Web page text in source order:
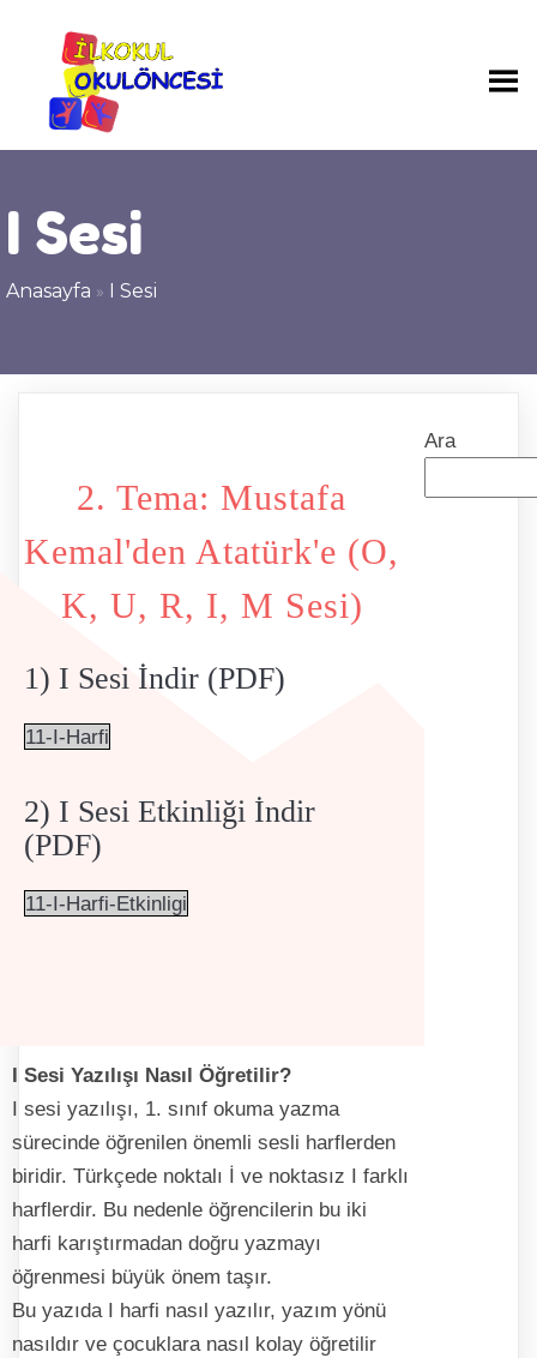
I Sesi
Anasayfa » I Sesi
2. Tema: Mustafa
Kemal'den Atatürk'e (O,
K, U, R, I, M Sesi)
1) I Sesi İndir (PDF)
11-I-Harfi
2) I Sesi Etkinliği İndir
(PDF)
11-I-Harfi-Etkinligi
I Sesi Yazılışı Nasıl Öğretilir?
I sesi yazılışı, 1. sınıf okuma yazma
sürecinde öğrenilen önemli sesli harflerden
biridir. Türkçede noktalı İ ve noktasız I farklı
harflerdir. Bu nedenle öğrencilerin bu iki
harfi karıştırmadan doğru yazmayı
öğrenmesi büyük önem taşır.
Bu yazıda I harfi nasıl yazılır, yazım yönü
nasıldır ve çocuklara nasıl kolay öğretilir
Ara